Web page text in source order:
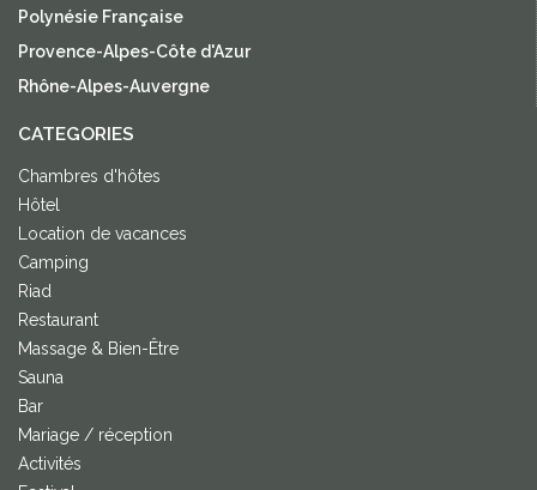
Polynésie Française
Provence-Alpes-Côte d'Azur
Rhône-Alpes-Auvergne
CATEGORIES
Chambres d'hôtes
Hôtel
Location de vacances
Camping
Riad
Restaurant
Massage & Bien-Être
Sauna
Bar
Mariage / réception
Activités